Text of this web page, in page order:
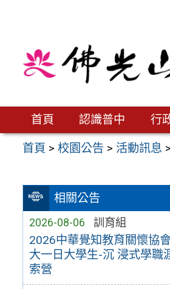
首頁 認識普中 行
首頁 >校園公告 > 活動訊息 >
相關公告
2026-08-06 訓育組
2026中華覺知教育關懷協
大一日大學生-沉 浸式學職
索營